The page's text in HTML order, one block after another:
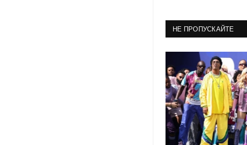
НЕ ПРОПУСКАЙТЕ